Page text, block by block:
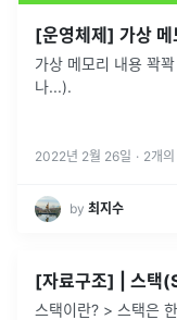
[운영체제] 가상 메
가상 메모리 내용 꽉
나...).
2022년 2월 26일 · 2개
by 최지수
[자료구조] | 스택
스택이란? > 스택은